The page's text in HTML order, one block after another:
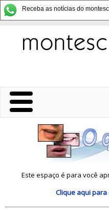
Receba as notícias do
Este espaço é para você
Clique aquipara